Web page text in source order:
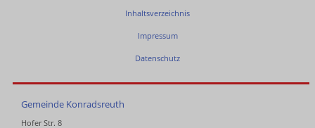
Inhaltsverzeichnis
Impressum
Datenschutz
Gemeinde Konradsreuth
Hofer Str. 8